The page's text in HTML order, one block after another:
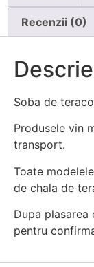
Recenzii (0)
Soba de
Produsele vin
transport.
Toate
de chala de
Dupa
pentru